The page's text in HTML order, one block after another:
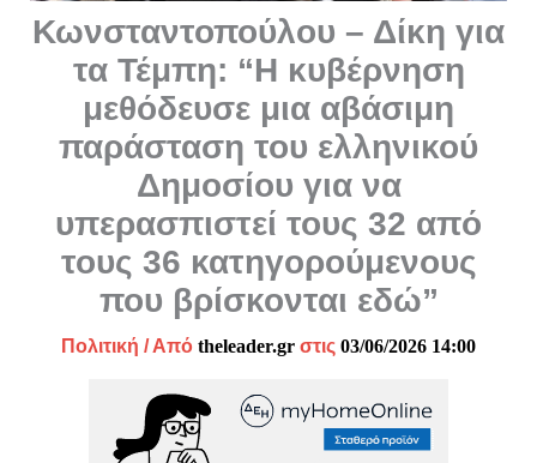
Κωνσταντοπούλου – Δίκη για
τα Τέμπη: “Η κυβέρνηση
μεθόδευσε μια αβάσιμη
παράσταση του ελληνικού
Δημοσίου για να
υπερασπιστεί τους 32 από
τους 36 κατηγορούμενους
που βρίσκονται εδώ”
Πολιτική / Από theleader.gr στις 03/06/2026 14:00